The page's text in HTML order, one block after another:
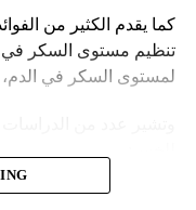
UP
العلم يؤكد طول
DON'T MISS
كما يقدم الكثير من
تنظيم مستوى السكر في
لمستوى السكر في الدم،
تناول الخس يساعد على